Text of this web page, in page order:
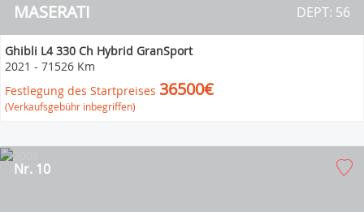
MASERATI DEPT: 56
Ghibli L4 330 Ch Hybrid GranSport
2021 - 71526 Km
Festlegung des Startpreises 36500€
(Verkaufsgebühr inbegriffen)
Nr. 10